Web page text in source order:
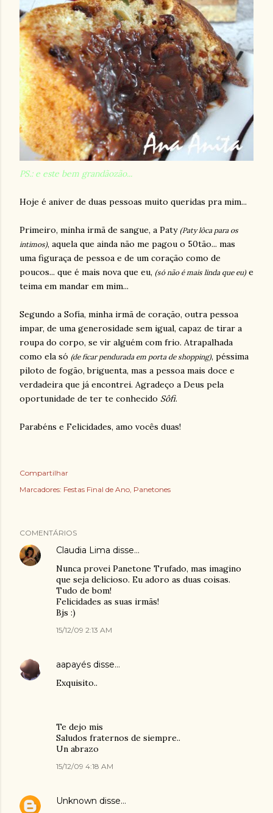
PS.: e este bem grandãozão...
Hoje é aniver de duas pessoas muito queridas pra mim...
Primeiro, minha irmã de sangue, a Paty (Paty lôca para os
intimos), aquela que ainda não me pagou o 50tão... mas
uma figuraça de pessoa e de um coração como de
poucos... que é mais nova que eu, (só não é mais linda que eu)e
teima em mandar em mim...
Segundo a Sofía, minha irmã de coração, outra pessoa
impar, de uma generosidade sem igual, capaz de tirar a
roupa do corpo, se vir alguém com frio. Atrapalhada
como ela só (de ficar pendurada em porta de shopping), péssima
piloto de fogão, briguenta, mas a pessoa mais doce e
verdadeira que já encontrei. Agradeço a Deus pela
oportunidade de ter te conhecido Sôfi.
Parabéns e Felicidades, amo vocês duas!
Compartilhar
Marcadores: Festas Final de Ano Panetones
COMENTÁRIOS
Claudia Lima disse…
Nunca provei Panetone Trufado, mas imagino
que seja delicioso. Eu adoro as duas coisas.
Tudo de bom!
Felicidades as suas irmãs!
Bjs :)
15/12/09 2:13 AM
aapayés disse…
Exquisito..
Te dejo mis
Saludos fraternos de siempre..
Un abrazo
15/12/09 4:18 AM
Unknown disse…